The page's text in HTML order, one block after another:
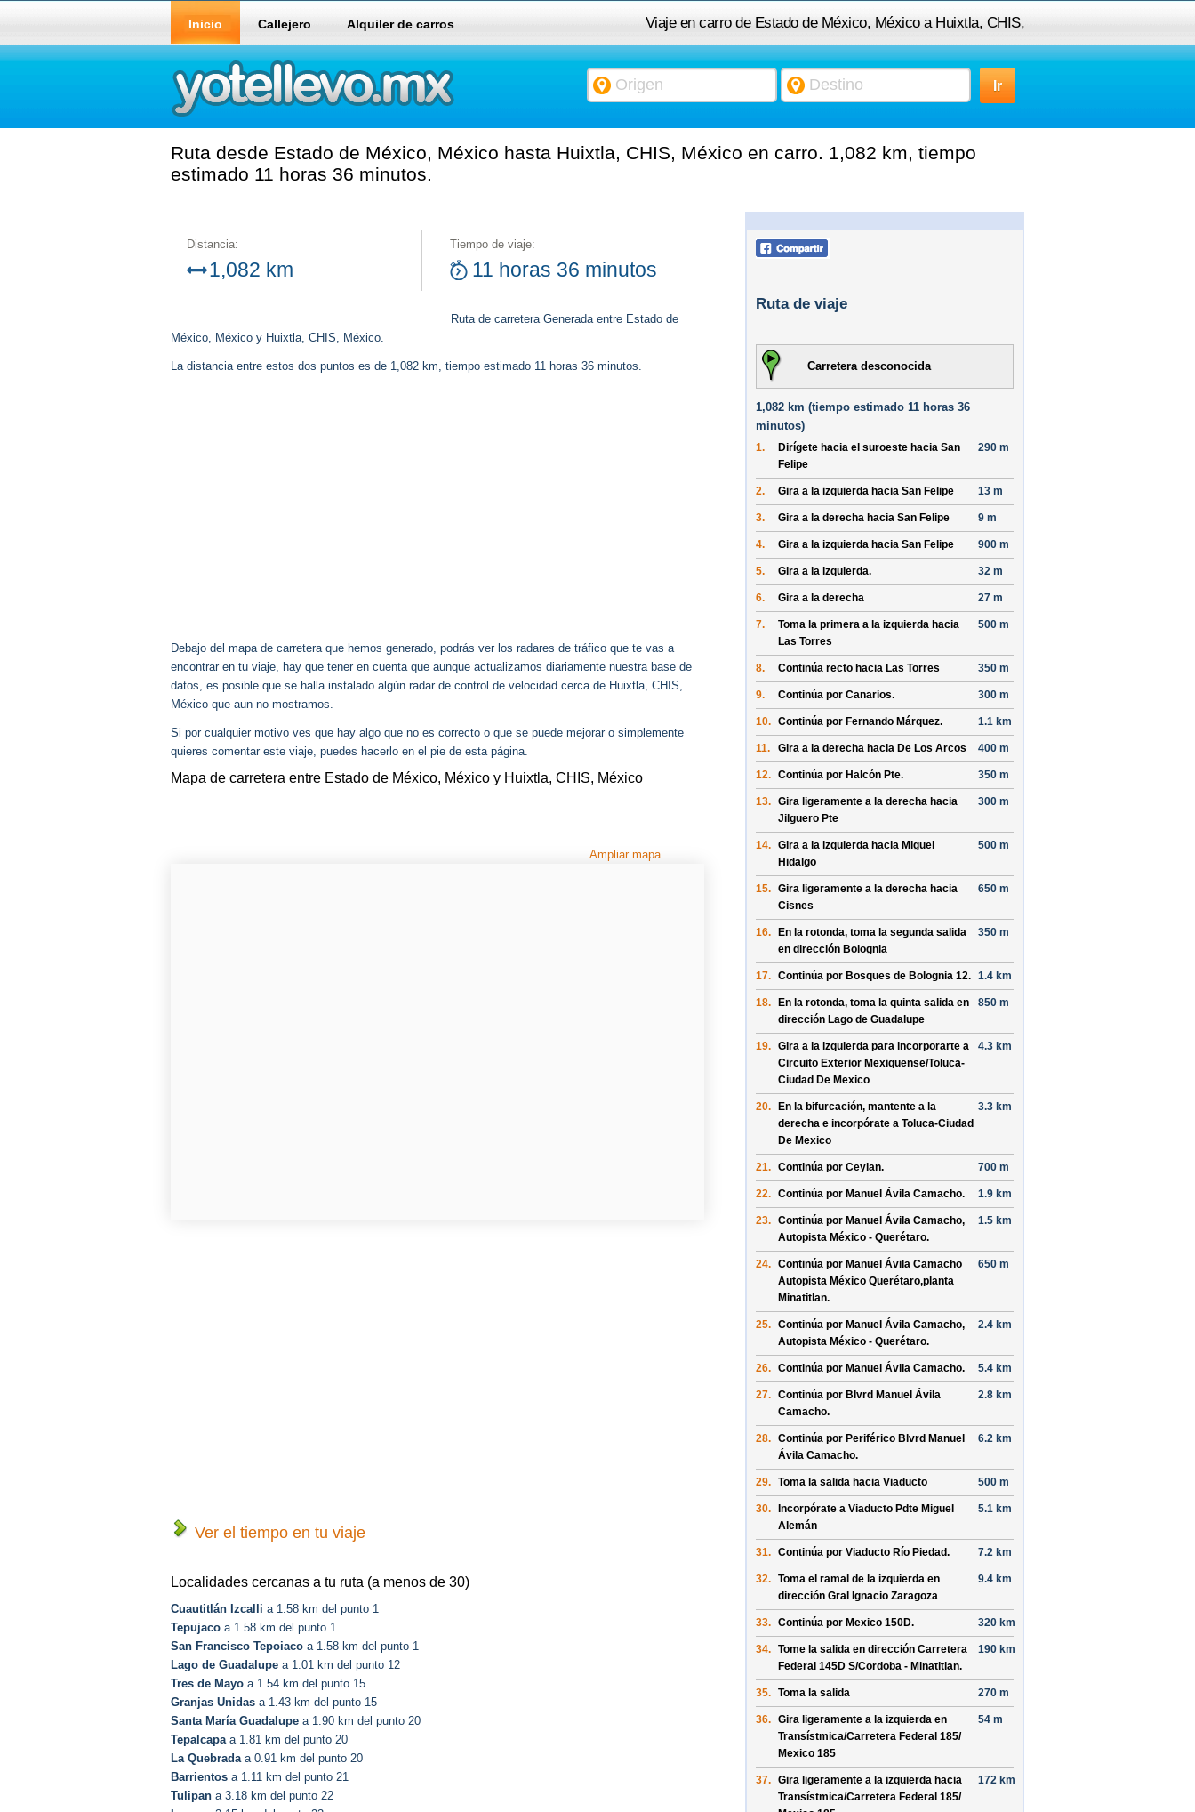
Viaje en carro de Estado de México, México a Huixtla, CHIS,
México
Inicio Callejero Alquiler de carros
Ruta desde Estado de México, México hasta Huixtla, CHIS, México en carro. 1,082 km, tiempo
estimado 11 horas 36 minutos.
Distancia:
1,082 km
Tiempo de viaje:
11 horas 36 minutos
Ruta de carretera Generada entre Estado de
México, México y Huixtla, CHIS, México.
La distancia entre estos dos puntos es de 1,082 km, tiempo estimado 11 horas 36 minutos.
Debajo del mapa de carretera que hemos generado, podrás ver los radares de tráfico que te vas a
encontrar en tu viaje, hay que tener en cuenta que aunque actualizamos diariamente nuestra base de
datos, es posible que se halla instalado algún radar de control de velocidad cerca de Huixtla, CHIS,
México que aun no mostramos.
Si por cualquier motivo ves que hay algo que no es correcto o que se puede mejorar o simplemente
quieres comentar este viaje, puedes hacerlo en el pie de esta página.
Mapa de carretera entre Estado de México, México y Huixtla, CHIS, México
Ampliar mapa
Ver el tiempo en tu viaje
Localidades cercanas a tu ruta (a menos de 30)
Cuautitlán Izcalli a 1.58 km del punto 1
Tepujaco a 1.58 km del punto 1
San Francisco Tepoiaco a 1.58 km del punto 1
Lago de Guadalupe a 1.01 km del punto 12
Tres de Mayo a 1.54 km del punto 15
Granjas Unidas a 1.43 km del punto 15
Santa María Guadalupe a 1.90 km del punto 20
Tepalcapaa 1.81 km del punto 20
La Quebradaa 0.91 km del punto 20
Barrientos a 1.11 km del punto 21
Tulipan a 3.18 km del punto 22
Ruta de viaje
Carretera desconocida
1,082 km (tiempo estimado 11 horas 36
minutos)
1. Dirígete hacia el suroeste hacia San
Felipe
290 m
2. Gira a la izquierda hacia San Felipe 13 m
3. Gira a la derecha hacia San Felipe 9 m
4. Gira a la izquierda hacia San Felipe 900 m
5. Gira a la izquierda. 32 m
6. Gira a la derecha 27 m
7.
Toma la primera a la izquierda hacia
Las Torres
500 m
8. Continúa recto hacia Las Torres 350 m
9. Continúa por Canarios. 300 m
10. Continúa por Fernando Márquez. 1.1 km
11. Gira a la derecha hacia De Los Arcos 400 m
12. Continúa por Halcón Pte. 350 m
13. Gira ligeramente a la derecha hacia
Jilguero Pte
300 m
14. Gira a la izquierda hacia Miguel
Hidalgo
500 m
15. Gira ligeramente a la derecha hacia
Cisnes
650 m
16. En la rotonda, toma la segunda salida
en dirección Bolognia
350 m
17. Continúa por Bosques de Bolognia 12. 1.4 km
18. En la rotonda, toma la quinta salida en
dirección Lago de Guadalupe
850 m
19. Gira a la izquierda para incorporarte a
Circuito Exterior Mexiquense/Toluca-
Ciudad De Mexico
4.3 km
20.
En la bifurcación, mantente a la
derecha e incorpórate a Toluca-Ciudad
De Mexico
3.3 km
21. Continúa por Ceylan. 700 m
22. Continúa por Manuel Ávila Camacho. 1.9 km
23. Continúa por Manuel Ávila Camacho,
Autopista México - Querétaro.
1.5 km
24. Continúa por Manuel Ávila Camacho
Autopista México Querétaro,planta
Minatitlan.
650 m
25. Continúa por Manuel Ávila Camacho,
Autopista México - Querétaro.
2.4 km
26. Continúa por Manuel Ávila Camacho. 5.4 km
27. Continúa por Blvrd Manuel Ávila
Camacho.
2.8 km
28. Continúa por Periférico Blvrd Manuel
Ávila Camacho.
6.2 km
29. Toma la salida hacia Viaducto 500 m
30. Incorpórate a Viaducto Pdte Miguel
Alemán
5.1 km
31. Continúa por Viaducto Río Piedad. 7.2 km
32. Toma el ramal de la izquierda en
dirección Gral Ignacio Zaragoza
9.4 km
33. Continúa por Mexico 150D. 320 km
34. Tome la salida en dirección Carretera
Federal 145D S/Cordoba - Minatitlan.
190 km
35. Toma la salida 270 m
36. Gira ligeramente a la izquierda en
Transístmica/Carretera Federal 185/
Mexico 185
54 m
37. Gira ligeramente a la izquierda hacia
Transístmica/Carretera Federal 185/
172 km